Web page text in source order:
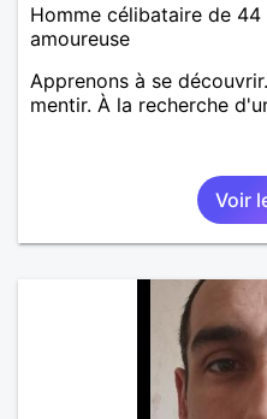
Homme célibataire de
amoureuse
Apprenons à se
mentir. À la recherche
Voir